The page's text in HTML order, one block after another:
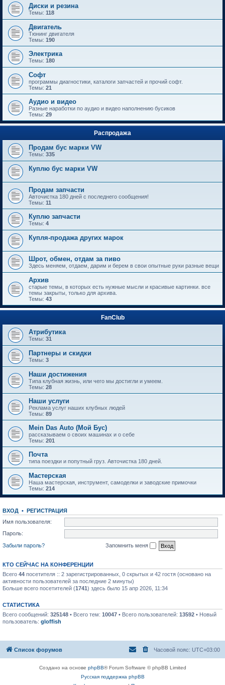
Диски и резина
Темы: 118
Двигатель
Тюнинг двигателя
Темы: 190
Электрика
Темы: 180
Софт
программы диагностики, каталоги запчастей и прочий софт.
Темы: 21
Аудио и видео
Разные наработки по аудио и видео наполнению бусиков
Темы: 29
Распродажа
Продам бус марки VW
Темы: 335
Куплю бус марки VW
Продам запчасти
Авточистка 180 дней с последнего сообщения!
Темы: 11
Куплю запчасти
Темы: 4
Купля-продажа других марок
Шрот, обмен, отдам за пиво
Здесь меняем, отдаем, дарим и берем в свои опытные руки разные вещи
Архив
старые темы, в которых есть нужные мысли и красивые картинки. все
темы закрыты, только для архива.
Темы: 43
FanClub
Атрибутика
Темы: 31
Партнеры и скидки
Темы: 3
Наши достижения
Типа клубная жизнь, или чего мы достигли и умеем.
Темы: 28
Наши услуги
Реклама услуг наших клубных людей
Темы: 89
Mein Das Auto (Мой Бус)
рассказываем о своих машинах и о себе
Темы: 201
Почта
типа поездки и попутный груз. Авточистка 180 дней.
Мастерская
Наша мастерская, инструмент, самоделки и заводские примочки
Темы: 214
ВХОД • РЕГИСТРАЦИЯ
Имя пользователя:
Пароль:
Забыли пароль?
Запомнить меня
КТО СЕЙЧАС НА КОНФЕРЕНЦИИ
Всего 44 посетителя :: 2 зарегистрированных, 0 скрытых и 42 гостя (основано на
активности пользователей за последние 2 минуты)
Больше всего посетителей (1741 ) здесь было 15 апр 2026, 11:34
СТАТИСТИКА
Всего сообщений: 325148 • Всего тем: 10047 • Всего пользователей: 13592 • Новый
пользователь: gloffish
Список форумов Часовой пояс: UTC+03:00
Создано на основе phpBB® Forum Software © phpBB Limited
Русская поддержка phpBB